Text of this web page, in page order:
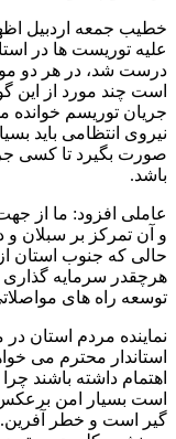
خطیب جمعه اردبیل
علیه توریست ها در
درست شد، در هر دو
است چند مورد از این
جریان توریسم
نیروی انتظامی باید
صورت بگیرد تا کسی
باشد.
عاملی افزود: ما از
و آن تمرکز بر سبلان
حالی که جنوب استان
هرچقدر سرمایه گذاری
توسعه راه های
نماینده مردم استان
استاندار محترم می
اهتمام داشته باشند
است بسیار امن
گیر است و خطر